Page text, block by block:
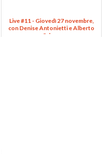
Live #11 - Giovedì 27 novembre,
con Denise Antonietti e Alberto
Odone